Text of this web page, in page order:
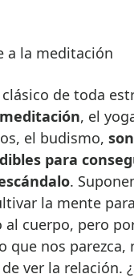
a la meditación
clásico de toda
, el
el budismo, son
para
.
la mente
al cuerpo, pero
que nos parezca,
ver la relación.